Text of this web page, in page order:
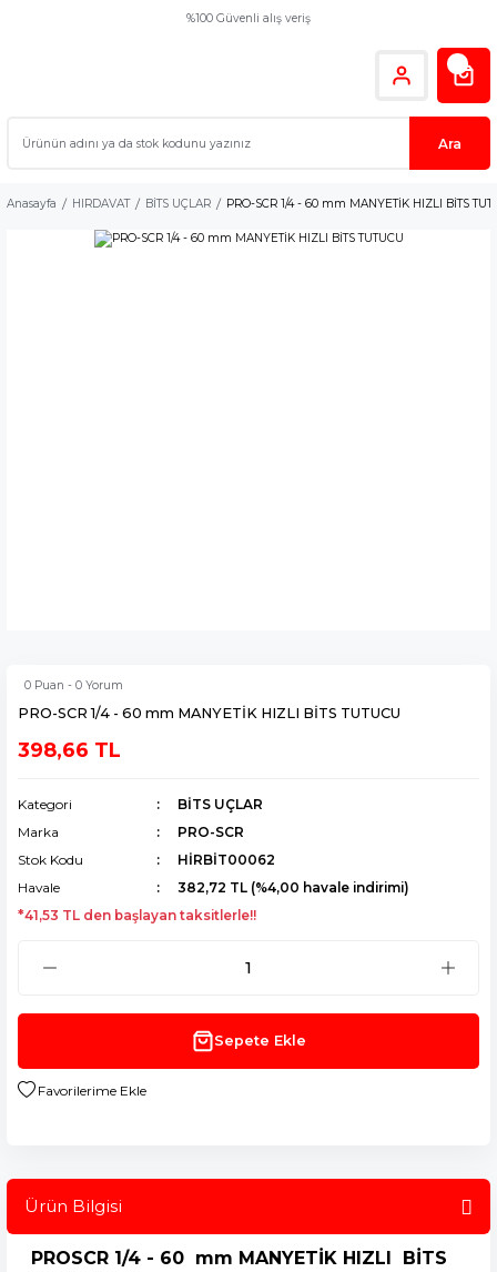
%100 Güvenli alış veriş
Ara
Anasayfa HIRDAVAT BİTS UÇLAR PRO-SCR 1/4 - 60 mm MANYETİK HIZLI BİTS
0 Puan - 0 Yorum
PRO-SCR 1/4 - 60 mm MANYETİK HIZLI BİTS TUTUCU
398,66 TL
Kategori
BİTS UÇLAR
Marka
PRO-SCR
Stok Kodu
HİRBİT00062
Havale
382,72 TL (%4,00 havale indirimi)
*41,53 TL den başlayan taksitlerle!!
Sepete Ekle
Ürün Bilgisi
PROSCR 1/4 - 60 mm MANYETİK HIZLI BİTS